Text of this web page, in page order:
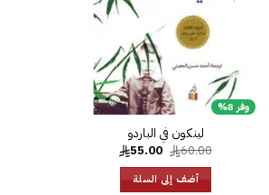
وفر 8%
لينكون في الباردو
60.00
السعر
الأصلي
هو:
60.00.
55.00 السعر
الحالي
هو: أضف إلى السلة